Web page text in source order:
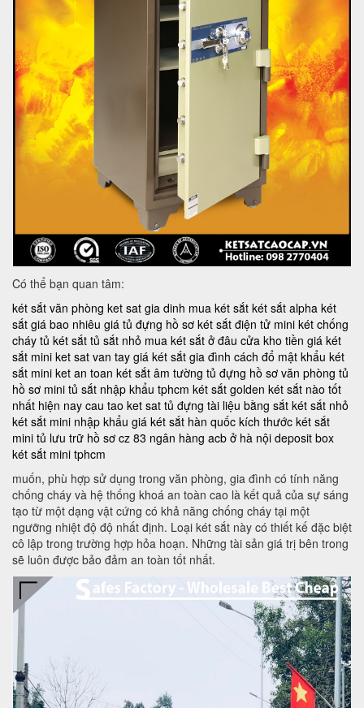
Có thể bạn quan tâm:
két sắt văn phòng ket sat gia dinh mua két sắt két sắt alpha két
sắt giá bao nhiêu giá tủ đựng hồ sơ két sắt điện tử mini két chống
cháy tủ két sắt tủ sắt nhỏ mua két sắt ở đâu cửa kho tiền giá két
sắt mini ket sat van tay giá két sắt gia đình cách đổ mật khẩu két
sắt mini ket an toan két sắt âm tường tủ đựng hồ sơ văn phòng tủ
hồ sơ mini tủ sắt nhập khẩu tphcm két sắt golden két sắt nào tốt
nhất hiện nay cau tao ket sat tủ đựng tài liệu bằng sắt két sắt nhỏ
két sắt mini nhập khẩu giá két sắt hàn quốc kích thước két sắt
mini tủ lưu trữ hồ sơ cz 83 ngân hàng acb ở hà nội deposit box
két sắt mini tphcm
muốn, phù hợp sử dụng trong văn phòng, gia đình có tính năng
chống cháy và hệ thống khoá an toàn cao là kết quả của sự sáng
tạo từ một dạng vật cứng có khả năng chống cháy tại một
ngưỡng nhiệt độ độ nhất định. Loại két sắt này có thiết kế đặc biệt
cô lập trong trường hợp hỏa hoạn. Những tài sản giá trị bên trong
sẽ luôn được bảo đảm an toàn tốt nhất.